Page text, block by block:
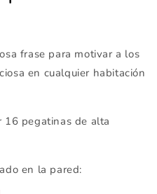
frase para motivar a los
en cualquier habitación
pegatinas de alta
en la pared: